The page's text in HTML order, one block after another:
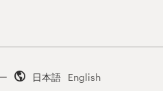
日本語 English